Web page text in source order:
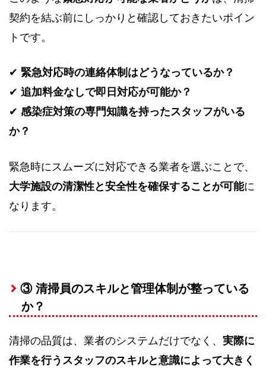
契約を結ぶ前にしっかりと確認しておきたいポイン
トです。
✔ 緊急対応時の連絡体制はどうなっているか？
✔ 追加料金なしで即日対応が可能か？
✔ 感染症対策の専門知識を持ったスタッフがいる
か？
緊急時にスムーズに対応できる業者を選ぶことで、
大学施設の清潔性と安全性を確保することが可能に
なります。
③ 清掃員のスキルと管理体制が整っている
か？
清掃の品質は、業者のシステムだけでなく、 実際に
作業を行うスタッフのスキルと意識によって大きく